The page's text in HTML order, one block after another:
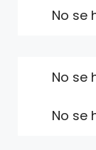
No se
No se
No se